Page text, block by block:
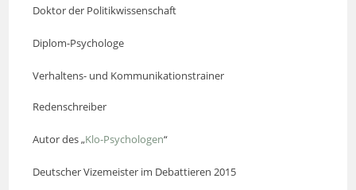
Doktor der Politikwissenschaft
Diplom-Psychologe
Verhaltens- und Kommunikationstrainer
Redenschreiber
Autor des „Klo-Psychologen“
Deutscher Vizemeister im Debattieren 2015